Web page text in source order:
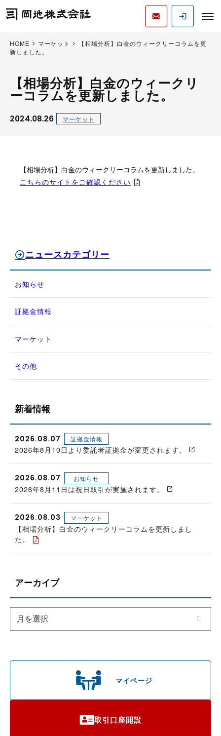
HOME マーケット
【相場分析】白金のウィークリーコラムを更
新しました。
【相場分析】白金のウィークリ
ーコラムを更新しました。
2024.08.26 マーケット
【相場分析】白金のウィークリーコラムを更新しました。
こちらのサイトをご確認ください
マイページ
取引口座開設
ニュースカテゴリー
お知らせ
証拠金情報
マーケット
その他
新着情報
2026.08.07 証拠金情報
2026年8月10日より委託者証拠金が変更されます。
2026.08.07 お知らせ
2026年8月11日は祝日取引が実施されます。
2026.08.03 マーケット
【相場分析】白金のウィークリーコラムを更新しまし
た。
アーカイブ